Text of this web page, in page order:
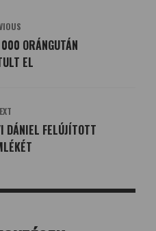
ORÁNGUTÁN
EL
DÁNIEL FELÚJÍTOTT